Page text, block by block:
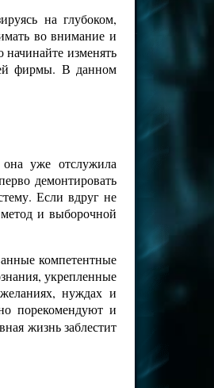
на глубоком,
во внимание и
изменять
фирмы. В данном
уже отслужила
демонтировать
Если вдруг не
и выборочной
компетентные
укрепленные
нуждах и
порекомендуют и
жизнь заблестит